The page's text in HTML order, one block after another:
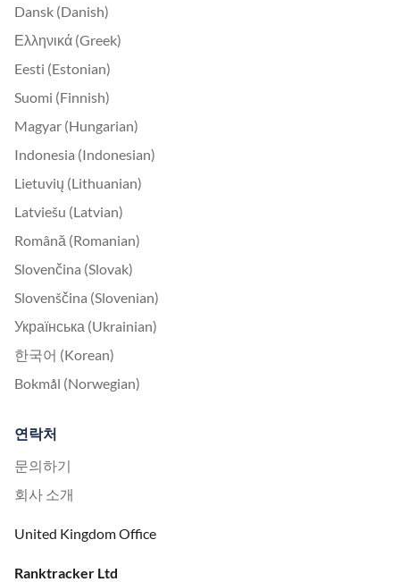
Dansk (Danish)
Ελληνικά (Greek)
Eesti (Estonian)
Suomi (Finnish)
Magyar (Hungarian)
Indonesia (Indonesian)
Lietuvių (Lithuanian)
Latviešu (Latvian)
Română (Romanian)
Slovenčina (Slovak)
Slovenščina (Slovenian)
Українська (Ukrainian)
한국어 (Korean)
Bokmål (Norwegian)
연락처
문의하기
회사 소개
United Kingdom Office
Ranktracker Ltd